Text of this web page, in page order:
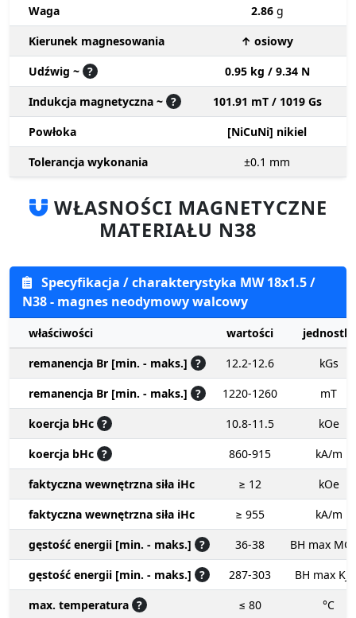
Waga
2.86 g
Kierunek magnesowania
↑ osiowy
Udźwig ~ ?
0.95 kg / 9.34 N
Indukcja magnetyczna ~ ?
101.91 mT / 1019 Gs
Powłoka
[NiCuNi] nikiel
Tolerancja wykonania
±0.1 mm
WŁASNOŚCI MAGNETYCZNE
MATERIAŁU N38
Specyfikacja / charakterystyka MW 18x1.5 /
N38 - magnes neodymowy walcowy
właściwości wartości
jednostki
remanencja Br [min. - maks.] ? 12.2-12.6
kGs
remanencja Br [min. - maks.] ? 1220-1260
mT
koercja bHc ? 10.8-11.5
kOe
koercja bHc ? 860-915
kA/m
faktyczna wewnętrzna siła iHc
≥ 12
kOe
faktyczna wewnętrzna siła iHc
≥ 955
kA/m
gęstość energii [min. - maks.] ? 36-38
BH max
gęstość energii [min. - maks.] ? 287-303
BH max
max. temperatura ? ≤ 80 °C